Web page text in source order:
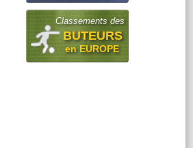
Classements des
BUTEURS
en EUROPE